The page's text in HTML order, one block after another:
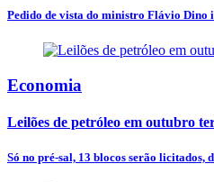
Pedido de vista do ministro Flávio Dino
Economia
Leilões de petróleo em outubro
Só no pré-sal, 13 blocos serão licitados,